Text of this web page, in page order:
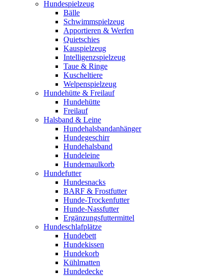
Hundespielzeug
Bälle
Schwimmspielzeug
Apportieren & Werfen
Quietschies
Kauspielzeug
Intelligenzspielzeug
Taue & Ringe
Kuscheltiere
Welpenspielzeug
Hundehütte & Freilauf
Hundehütte
Freilauf
Halsband & Leine
Hundehalsbandanhänger
Hundegeschirr
Hundehalsband
Hundeleine
Hundemaulkorb
Hundefutter
Hundesnacks
BARF & Frostfutter
Hunde-Trockenfutter
Hunde-Nassfutter
Ergänzungsfuttermittel
Hundeschlafplätze
Hundebett
Hundekissen
Hundekorb
Kühlmatten
Hundedecke